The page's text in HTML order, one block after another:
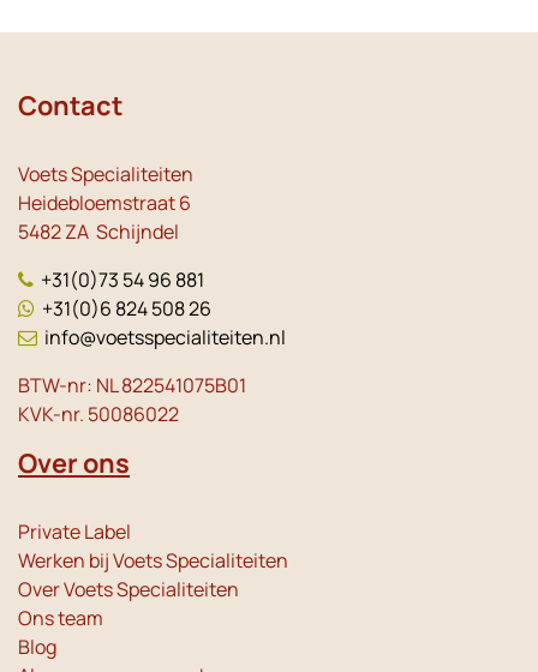
Contact
Voets Specialiteiten
Heidebloemstraat 6
5482 ZA Schijndel
+31(0)73 54 96 881
+31(0)6 824 508 26
info@voetsspecialiteiten.nl
BTW-nr: NL 822541075B01
KVK-nr. 50086022
Over ons
Private Label
Werken bij Voets Specialiteiten
Over Voets Specialiteiten
Ons team
Blog